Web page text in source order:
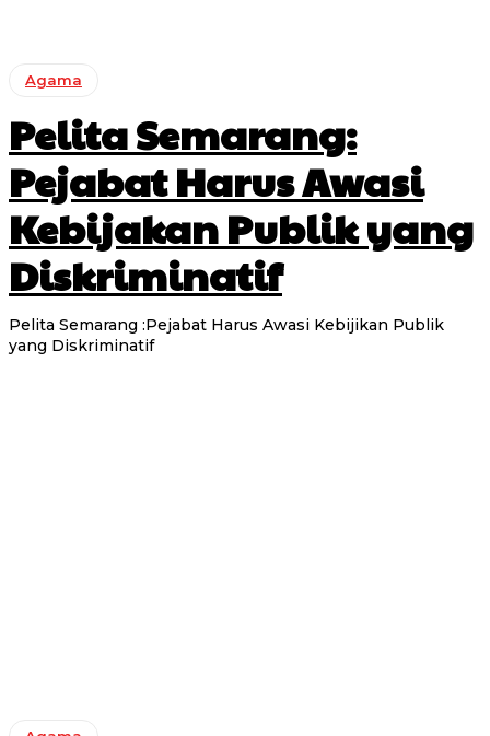
Agama
Pelita Semarang:
Pejabat Harus Awasi
Kebijakan Publik yang
Diskriminatif
Pelita Semarang :Pejabat Harus Awasi Kebijikan Publik
yang Diskriminatif